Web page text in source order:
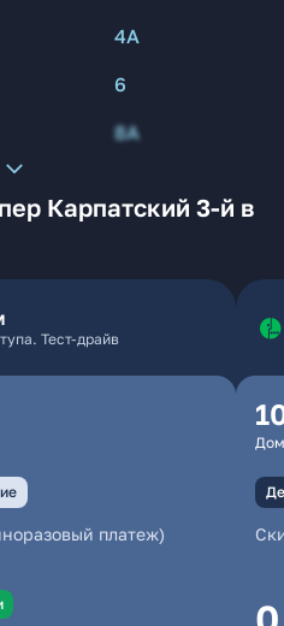
4А
6
8А
Карпатский 3-й в
Тест-драйв
платеж)